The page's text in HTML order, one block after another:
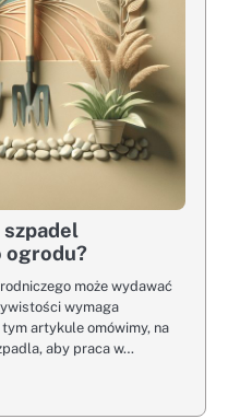
szpadel
ogrodu?
może wydawać
wymaga
artykule omówimy, na
aby praca w…